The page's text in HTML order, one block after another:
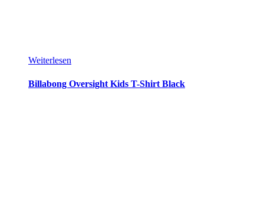
Weiterlesen
Billabong Oversight Kids T-Shirt Black